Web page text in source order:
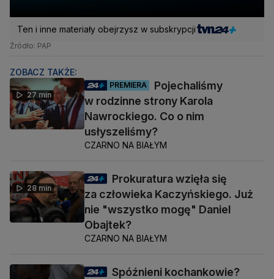
Ten i inne materiały obejrzysz w subskrypcji
Źródło: PAP
ZOBACZ TAKŻE:
27 min
PREMIERA
Pojechaliśmy
w rodzinne strony Karola
Nawrockiego. Co o nim
usłyszeliśmy?
CZARNO NA BIAŁYM
28 min
Prokuratura wzięła się
za człowieka Kaczyńskiego. Już
nie "wszystko mogę" Daniel
Obajtek?
CZARNO NA BIAŁYM
Spóźnieni kochankowie?